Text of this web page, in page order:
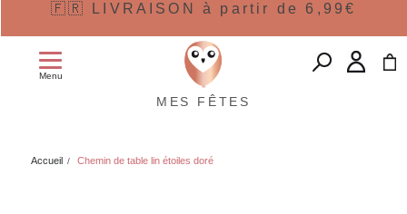
🇫🇷 LIVRAISON à partir de 6,99€
Menu
MES FÊTES
Accueil Chemin de table lin étoiles doré